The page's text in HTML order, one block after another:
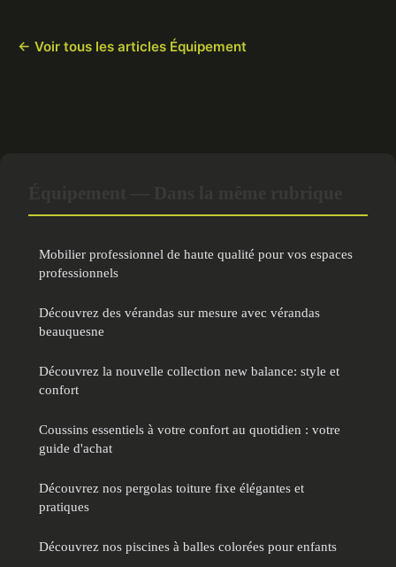
← Voir tous les articles Équipement
Mobilier professionnel de haute qualité pour vos espaces
professionnels
Découvrez des vérandas sur mesure avec vérandas
beauquesne
Découvrez la nouvelle collection new balance: style et
confort
Coussins essentiels à votre confort au quotidien : votre
guide d'achat
Découvrez nos pergolas toiture fixe élégantes et
pratiques
Découvrez nos piscines à balles colorées pour enfants